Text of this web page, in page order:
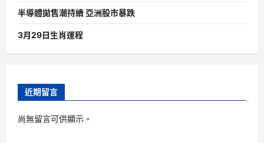
半導體拋售潮持續 亞洲股市暴跌
3月29日生肖運程
近期留言
尚無留言可供顯示。